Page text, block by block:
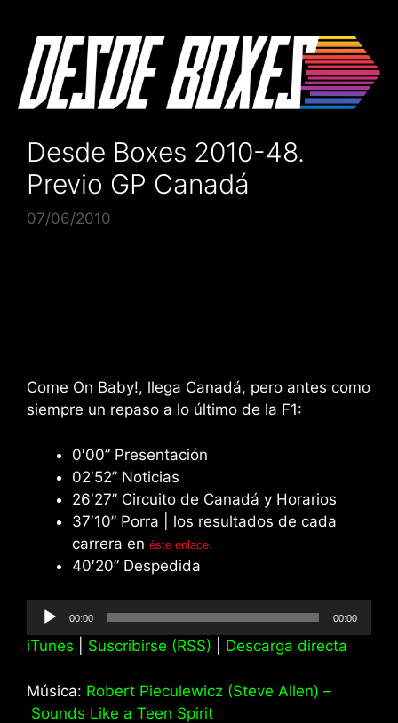
contenido
Desde Boxes 2010-48.
Previo GP Canadá
07/06/2010
Come On Baby!, llega Canadá, pero antes como
siempre un repaso a lo último de la F1:
0′00” Presentación
02′52” Noticias
26′27” Circuito de Canadá y Horarios
37′10” Porra | los resultados de cada
carrera en éste enlace.
40′20” Despedida
Reproductor
de
audio
00:00 00:00
iTunes Suscribirse (RSS) Descarga directa
Música: Robert Pieculewicz (Steve Allen) –
Sounds Like a Teen Spirit